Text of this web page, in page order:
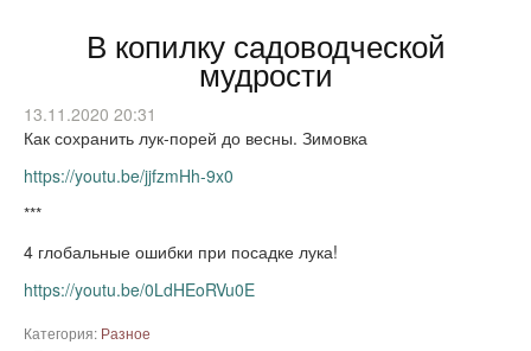
В копилку садоводческой
мудрости
13.11.2020 20:31
Как сохранить лук-порей до весны. Зимовка
https://youtu.be/jjfzmHh-9x0
***
4 глобальные ошибки при посадке лука!
https://youtu.be/0LdHEoRVu0E
Категория: Разное